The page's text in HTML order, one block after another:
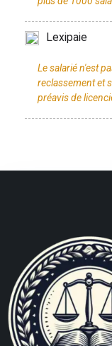
Lexipaie
Le salarié n'est
reclassement et